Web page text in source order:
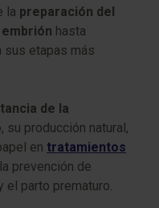
la preparación del
hasta
sus etapas más
de la
, su producción natural,
en tratamientos
prevención de
el parto prematuro.